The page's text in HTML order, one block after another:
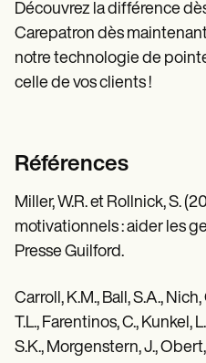
Découvrez la différence
Carepatron dès
notre technologie de
celle de vos clients !
Références
Miller, W.R. et Rollnick, S.
motivationnels : aider les
Presse Guilford.
Carroll, K.M., Ball, S.A.,
T.L., Farentinos, C.,
S.K., Morgenstern, J.,